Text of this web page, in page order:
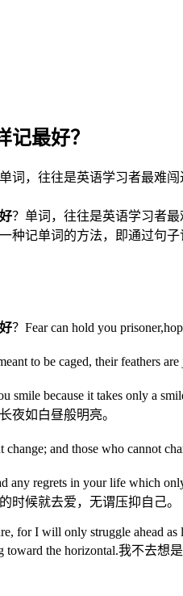
记最好？
词，往往是英语学习者最难
？单词，往往是英语学习者
种记单词的方法，即通过句
？Fear can hold you
to be caged, their
smile because it takes only
夜如白昼般明亮。
change; and those who
any regrets in your life which
时候就去爱，无谓压抑自己。
for I will only struggle ahead
toward the horizontal.我不